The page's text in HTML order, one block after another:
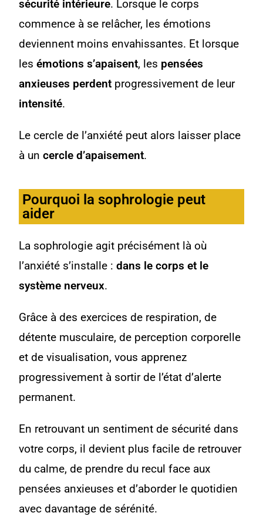
sécurité intérieure. Lorsque le corps
commence à se relâcher, les émotions
deviennent moins envahissantes. Et lorsque
lesémotions s’apaisent, les pensées
anxieuses perdent progressivement de leur
intensité.
Le cercle de l’anxiété peut alors laisser place
à uncercle d’apaisement.
Pourquoi la sophrologie peut
aider
La sophrologie agit précisément là où
l’anxiété s’installe :dans le corps et le
système nerveux.
Grâce à des exercices de respiration, de
détente musculaire, de perception corporelle
et de visualisation, vous apprenez
progressivement à sortir de l’état d’alerte
permanent.
En retrouvant un sentiment de sécurité dans
votre corps, il devient plus facile de retrouver
du calme, de prendre du recul face aux
pensées anxieuses et d’aborder le quotidien
avec davantage de sérénité.